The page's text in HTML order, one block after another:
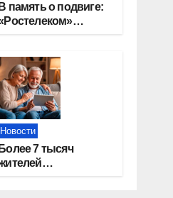
В память о подвиге:
Москву»
Новости
Более 7 тысяч